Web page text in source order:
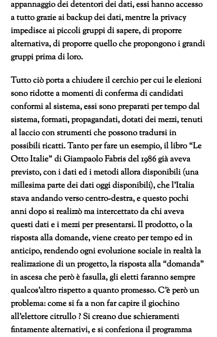
appannaggio dei detentori dei dati, essi hanno accesso
a tutto grazie ai backup dei dati, mentre la privacy
impedisce ai piccoli gruppi di sapere, di proporre
alternativa, di proporre quello che propongono i grandi
gruppi prima di loro.
Tutto ciò porta a chiudere il cerchio per cui le elezioni
sono ridotte a momenti di conferma di candidati
conformi al sistema, essi sono preparati per tempo dal
sistema, formati, propagandati, dotati dei mezzi, tenuti
al laccio con strumenti che possono tradursi in
possibili ricatti. Tanto per fare un esempio, il libro “Le
Otto Italie” di Giampaolo Fabris del 1986 già aveva
previsto, con i dati ed i metodi allora disponibili (una
millesima parte dei dati oggi disponibili), che l’Italia
stava andando verso centro-destra, e questo pochi
anni dopo si realizzò ma intercettato da chi aveva
questi dati e i mezzi per presentarsi. Il prodotto, o la
risposta alla domande, viene creato per tempo ed in
anticipo, rendendo ogni evoluzione sociale in realtà la
realizzazione di un progetto, la risposta alla “domanda”
in ascesa che però è fasulla, gli eletti faranno sempre
qualcos’altro rispetto a quanto promesso. C’è però un
problema: come si fa a non far capire il giochino
all’elettore citrullo ? Si creano due schieramenti
fintamente alternativi, e si confeziona il programma